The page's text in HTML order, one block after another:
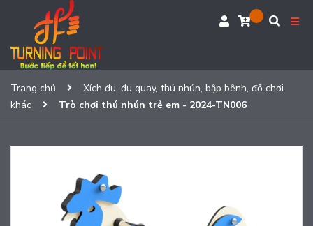
Trang chủ
Xích đu, đu quay, thú nhún, bập bênh, đồ chơi
khác
Trò chơi thú nhún trẻ em - 2024-TN006